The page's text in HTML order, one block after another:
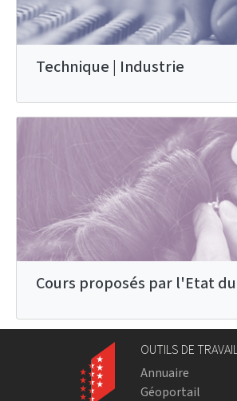
Technique | Industrie
Cours proposés par l'Etat du
OUTILS DE
Annuaire
Géoportail